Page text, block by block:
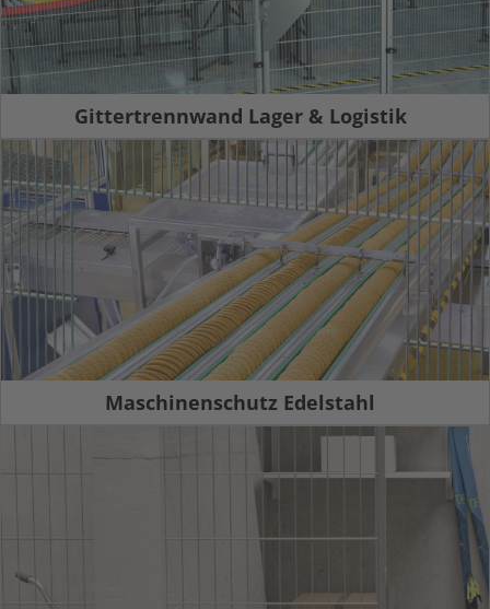
Gittertrennwand Lager & Logistik
Maschinenschutz Edelstahl